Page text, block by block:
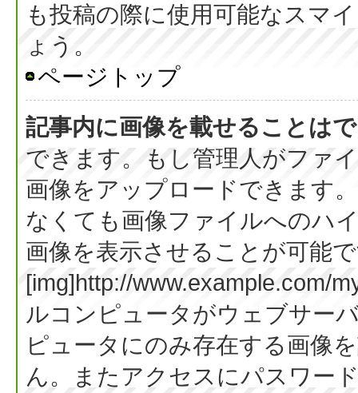
も投稿の際に使用可能なスマ
ょう。
ページトップ
記事内に画像を載せることは
できます。もし管理人がファ
画像をアップロードできます
なくても画像ファイルへのハ
画像を表示させることが可能
[img]http://www.example.com/
ルコンピュータがウェブサー
ピュータにのみ存在する画像
ん。またアクセスにパスワー